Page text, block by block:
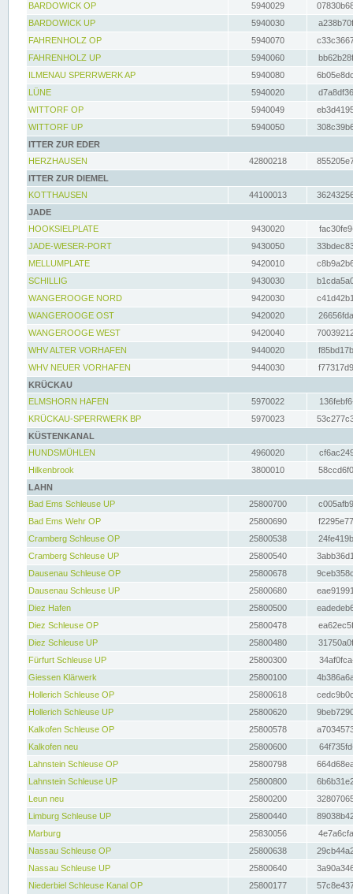
BARDOWICK OP
5940029
BARDOWICK UP
5940030
FAHRENHOLZ OP
5940070
FAHRENHOLZ UP
5940060
ILMENAU SPERRWERK AP
5940080
LÜNE
5940020
WITTORF OP
5940049
WITTORF UP
5940050
ITTER ZUR EDER
HERZHAUSEN
42800218
ITTER ZUR DIEMEL
KOTTHAUSEN
44100013
JADE
HOOKSIELPLATE
9430020
JADE-WESER-PORT
9430050
MELLUMPLATE
9420010
SCHILLIG
9430030
WANGEROOGE NORD
9420030
WANGEROOGE OST
9420020
WANGEROOGE WEST
9420040
WHV ALTER VORHAFEN
9440020
WHV NEUER VORHAFEN
9440030
KRÜCKAU
ELMSHORN HAFEN
5970022
KRÜCKAU-SPERRWERK BP
5970023
KÜSTENKANAL
HUNDSMÜHLEN
4960020
Hilkenbrook
3800010
LAHN
Bad Ems Schleuse UP
25800700
Bad Ems Wehr OP
25800690
Cramberg Schleuse OP
25800538
Cramberg Schleuse UP
25800540
Dausenau Schleuse OP
25800678
Dausenau Schleuse UP
25800680
Diez Hafen
25800500
Diez Schleuse OP
25800478
Diez Schleuse UP
25800480
Fürfurt Schleuse UP
25800300
Giessen Klärwerk
25800100
Hollerich Schleuse OP
25800618
Hollerich Schleuse UP
25800620
Kalkofen Schleuse OP
25800578
Kalkofen neu
25800600
Lahnstein Schleuse OP
25800798
Lahnstein Schleuse UP
25800800
Leun neu
25800200
Limburg Schleuse UP
25800440
Marburg
25830056
Nassau Schleuse OP
25800638
Nassau Schleuse UP
25800640
Niederbiel Schleuse Kanal OP
25800177